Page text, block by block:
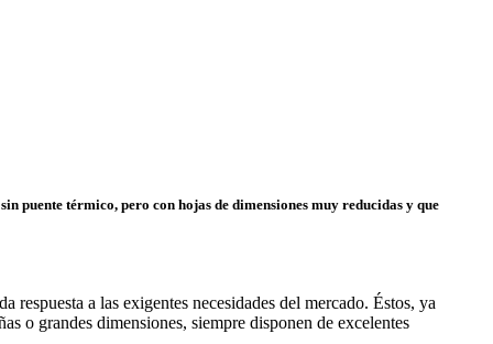
puente térmico, pero con hojas de dimensiones muy reducidas y que
respuesta a las exigentes necesidades del mercado. Éstos, ya
o grandes dimensiones, siempre disponen de excelentes